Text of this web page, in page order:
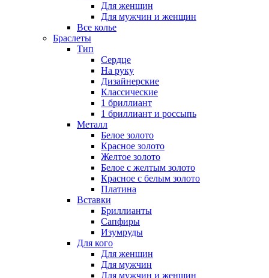
Для женщин
Для мужчин и женщин
Все колье
Браслеты
Тип
Сердце
На руку
Дизайнерские
Классические
1 бриллиант
1 бриллиант и россыпь
Металл
Белое золото
Красное золото
Желтое золото
Белое с желтым золото
Красное с белым золото
Платина
Вставки
Бриллианты
Сапфиры
Изумруды
Для кого
Для женщин
Для мужчин
Для мужчин и женщин